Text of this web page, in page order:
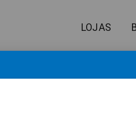
LOJAS